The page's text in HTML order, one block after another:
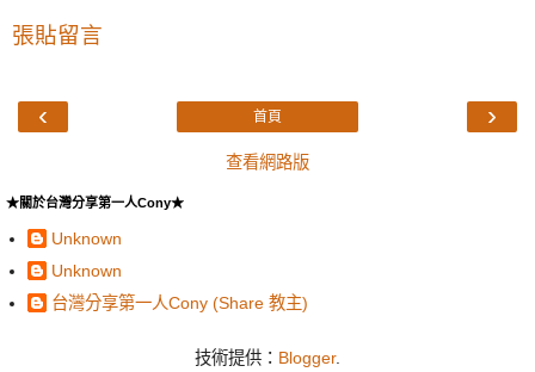
張貼留言
‹ ›
首頁
查看網路版
★關於台灣分享第一人Cony★
Unknown
Unknown
台灣分享第一人Cony (Share 教主)
技術提供： Blogger.